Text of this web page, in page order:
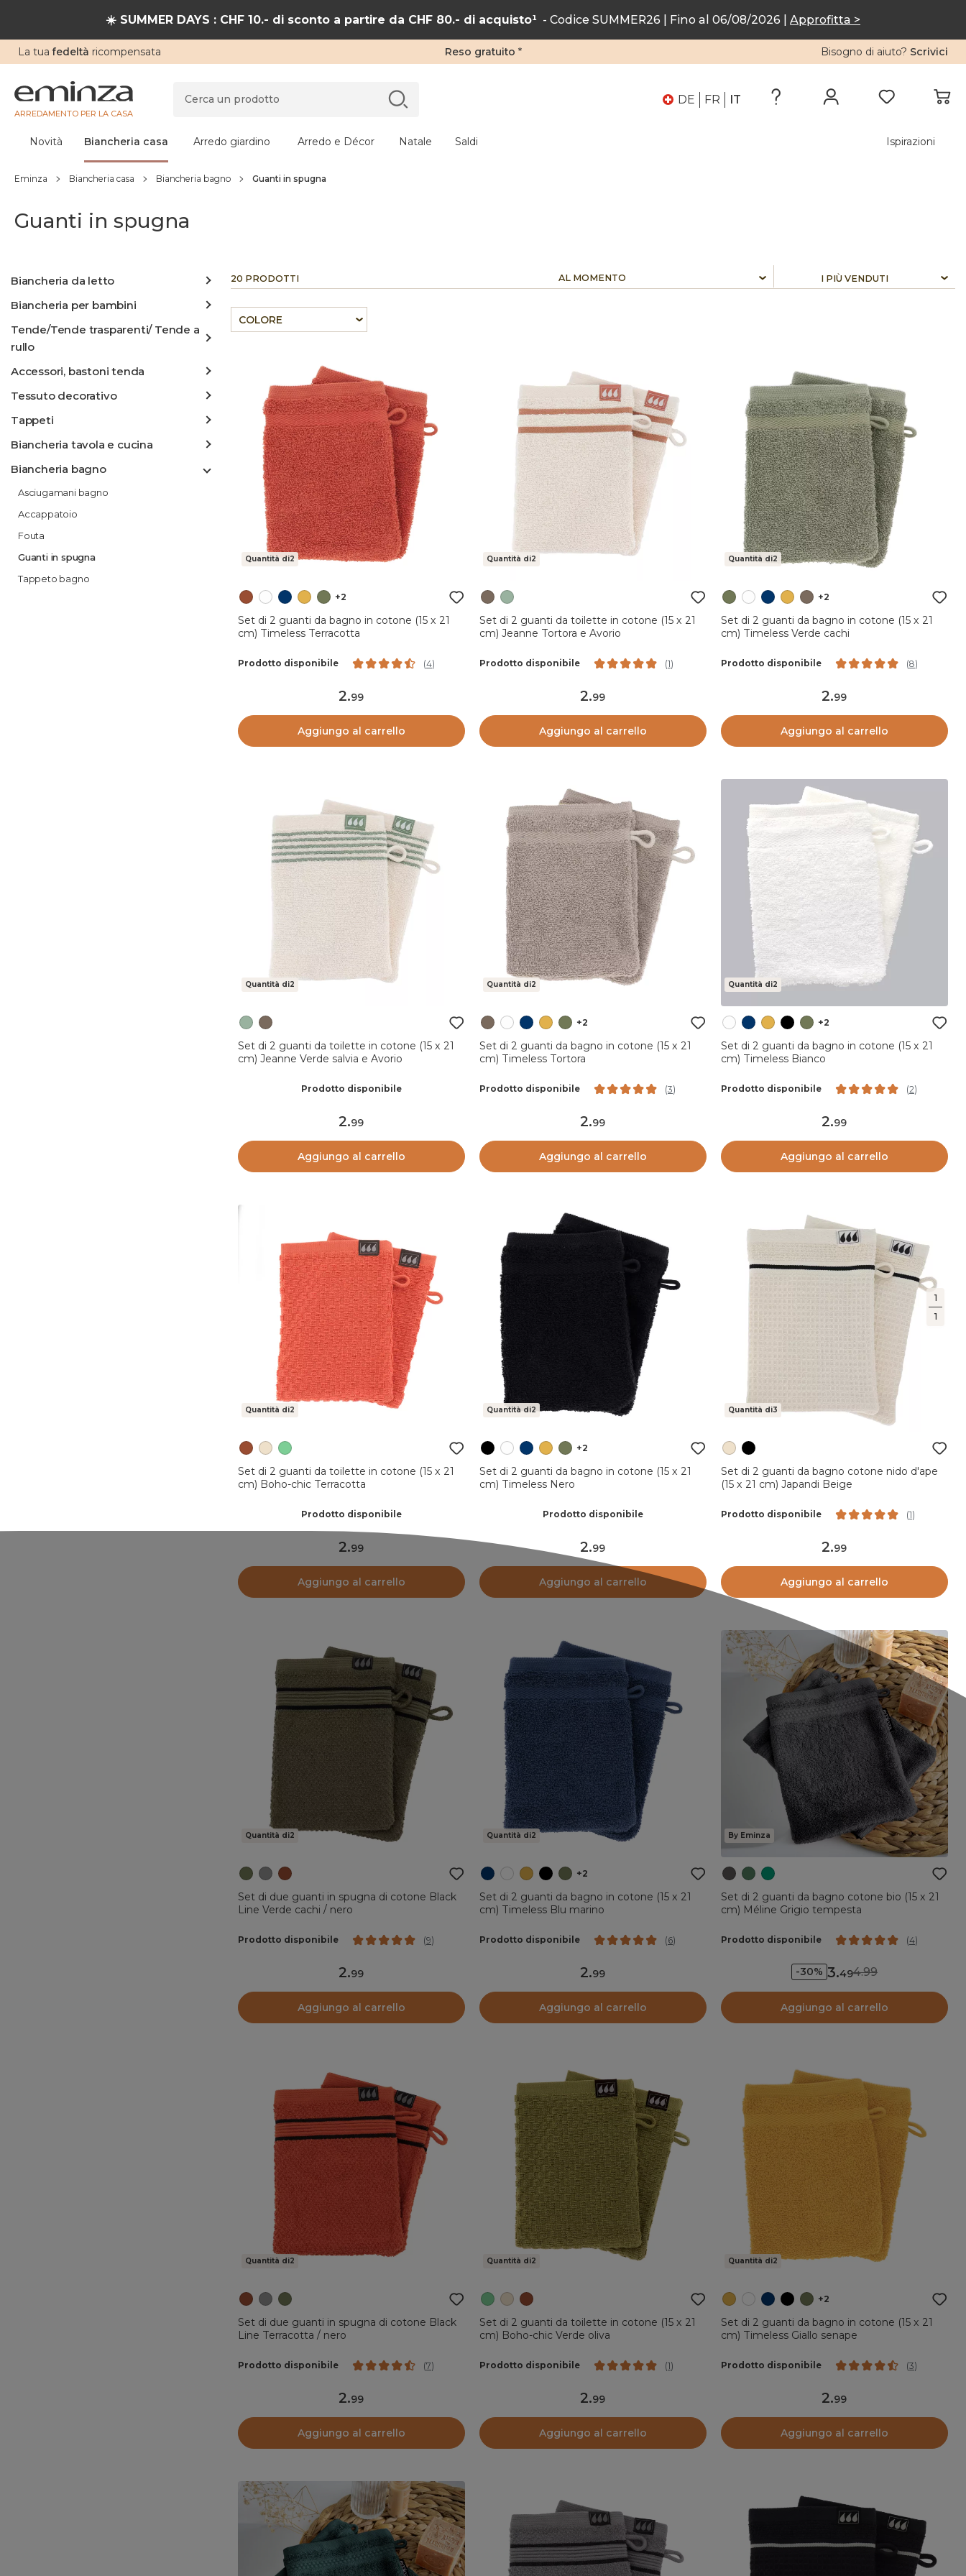
☀️ SUMMER DAYS : CHF 10.- di sconto a partire da CHF 80.- di acquisto¹ - Codice SUMMER26 | Fino al 06/08/2026 | Approfitta >
La tuafedeltà ricompensata Reso gratuito * Bisogno di aiuto? Scrivici
ARREDAMENTO PER LA CASA
DE FR IT
Novità Biancheria casa Arredo giardino Arredo e Décor Natale Saldi Ispirazioni
Eminza Biancheria casa Biancheria bagno Guanti in spugna
Guanti in spugna
Biancheria da letto
Biancheria per bambini
Tende/Tende trasparenti/ Tende a
rullo
Accessori, bastoni tenda
Tessuto decorativo
Tappeti
Biancheria tavola e cucina
Biancheria bagno
Asciugamani bagno
Accappatoio
Fouta
Guanti in spugna
Tappeto bagno
20 PRODOTTI AL MOMENTO
COLORE
1
1
Quantità di2
+2
Set di 2 guanti da bagno in cotone (15 x 21
cm) Timeless Terracotta
Prodotto disponibile (4)
2.99
Aggiungo al carrello
Quantità di2
Set di 2 guanti da toilette in cotone (15 x 21
cm) Jeanne Tortora e Avorio
Prodotto disponibile (1)
2.99
Aggiungo al carrello
Quantità di2
+2
Set di 2 guanti da bagno in cotone (15 x 21
cm) Timeless Verde cachi
Prodotto disponibile (8)
2.99
Aggiungo al carrello
Quantità di2
Set di 2 guanti da toilette in cotone (15 x 21
cm) Jeanne Verde salvia e Avorio
Prodotto disponibile
2.99
Aggiungo al carrello
Quantità di2
+2
Set di 2 guanti da bagno in cotone (15 x 21
cm) Timeless Tortora
Prodotto disponibile (3)
2.99
Aggiungo al carrello
Quantità di2
+2
Set di 2 guanti da bagno in cotone (15 x 21
cm) Timeless Bianco
Prodotto disponibile (2)
2.99
Aggiungo al carrello
Quantità di2
Set di 2 guanti da toilette in cotone (15 x 21
cm) Boho-chic Terracotta
Prodotto disponibile
2.99
Aggiungo al carrello
Quantità di2
+2
Set di 2 guanti da bagno in cotone (15 x 21
cm) Timeless Nero
Prodotto disponibile
2.99
Aggiungo al carrello
Quantità di3
Set di 2 guanti da bagno cotone nido d'ape
(15 x 21 cm) Japandi Beige
Prodotto disponibile (1)
2.99
Aggiungo al carrello
Quantità di2
Set di due guanti in spugna di cotone Black
Line Verde cachi / nero
Prodotto disponibile (9)
2.99
Aggiungo al carrello
Quantità di2
+2
Set di 2 guanti da bagno in cotone (15 x 21
cm) Timeless Blu marino
Prodotto disponibile (6)
2.99
Aggiungo al carrello
By Eminza
Set di 2 guanti da bagno cotone bio (15 x 21
cm) Méline Grigio tempesta
Prodotto disponibile (4)
-30% 3.494.99
Aggiungo al carrello
Quantità di2
Set di due guanti in spugna di cotone Black
Line Terracotta / nero
Prodotto disponibile (7)
2.99
Aggiungo al carrello
Quantità di2
Set di 2 guanti da toilette in cotone (15 x 21
cm) Boho-chic Verde oliva
Prodotto disponibile (1)
2.99
Aggiungo al carrello
Quantità di2
+2
Set di 2 guanti da bagno in cotone (15 x 21
cm) Timeless Giallo senape
Prodotto disponibile (3)
2.99
Aggiungo al carrello